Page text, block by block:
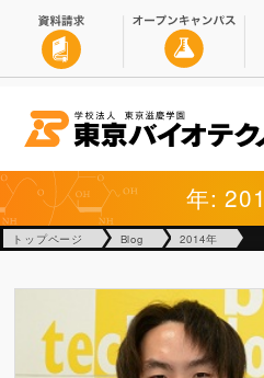
年:
トップページ Blog 2014年